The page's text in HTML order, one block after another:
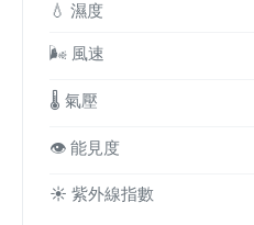
💧 濕度
🌬️ 風速
🌡️ 氣壓
👁️ 能見度
☀️ 紫外線指數